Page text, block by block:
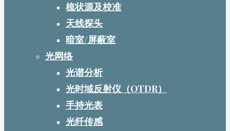
梳状源及校准
天线探头
暗室/屏蔽室
光网络
光谱分析
光时域反射仪（OTDR）
手持光表
光纤传感